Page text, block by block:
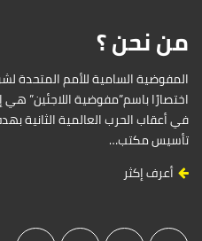
e
b
a
r
من نحن ؟
اختصارًا باسم”مفوضية اللاجئين”
في أعقاب الحرب العالمية الثانية
تأسيس مكتب…
أعرف إكثر